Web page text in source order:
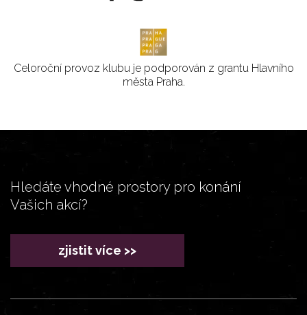
Celoroční provoz klubu je podporován z grantu Hlavního
města Praha.
Hledáte vhodné prostory pro konání
Vašich akcí?
zjistit více >>